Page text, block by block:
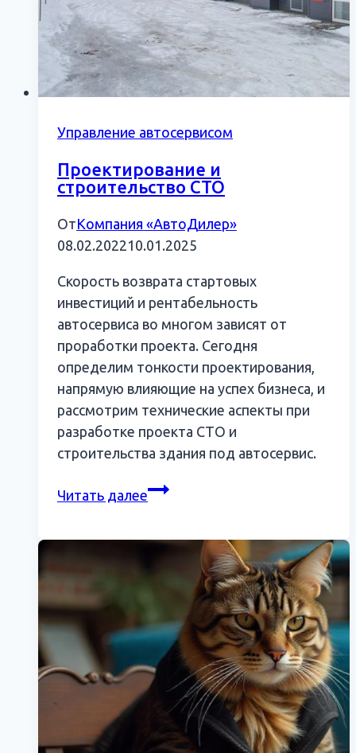
Управление автосервисом
Проектирование и
строительство СТО
ОтКомпания «АвтоДилер»
08.02.202210.01.2025
Скорость возврата стартовых
инвестиций и рентабельность
автосервиса во многом зависят от
проработки проекта. Сегодня
определим тонкости проектирования,
напрямую влияющие на успех бизнеса, и
рассмотрим технические аспекты при
разработке проекта СТО и
строительства здания под автосервис.
Читать далееПроектирование